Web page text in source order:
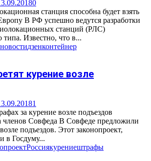
0
станция способна будет взять
В РФ успешно ведутся разработки
станций (РЛС)
Известно, что в...
дзенконтейнер
курение возле
1
за курение возле подъездов
членов Совфеда В Совфеде предложили
подъездов. Этот законопроект,
в Госдуму...
Россиякурениештрафы